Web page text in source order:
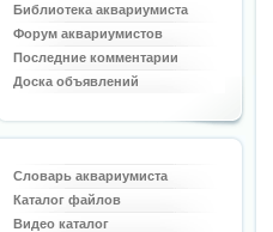
Библиотека аквариумиста
Форум аквариумистов
Последние комментарии
Доска объявлений
Словарь аквариумиста
Каталог файлов
Видео каталог